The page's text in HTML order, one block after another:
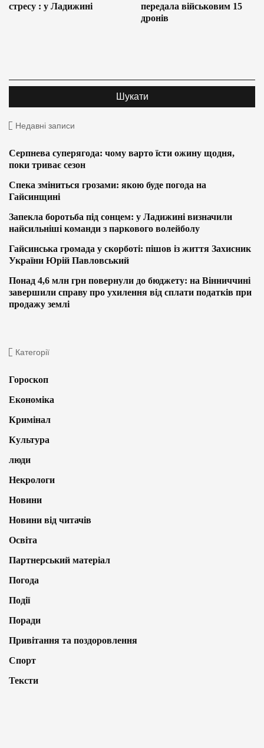
стресу : у Ладижині
передала військовим 15
дронів
Недавні записи
Серпнева суперягода: чому варто їсти ожину щодня,
поки триває сезон
Спека зміниться грозами: якою буде погода на
Гайсинщині
Запекла боротьба під сонцем: у Ладижині визначили
найсильніші команди з паркового волейболу
Гайсинська громада у скорботі: пішов із життя Захисник
України Юрій Павловський
Понад 4,6 млн грн повернули до бюджету: на Вінниччині
завершили справу про ухилення від сплати податків при
продажу землі
Категорії
Гороскоп
Економіка
Кримінал
Культура
люди
Некрологи
Новини
Новини від читачів
Освіта
Партнерський матеріал
Погода
Події
Поради
Привітання та поздоровлення
Спорт
Тексти